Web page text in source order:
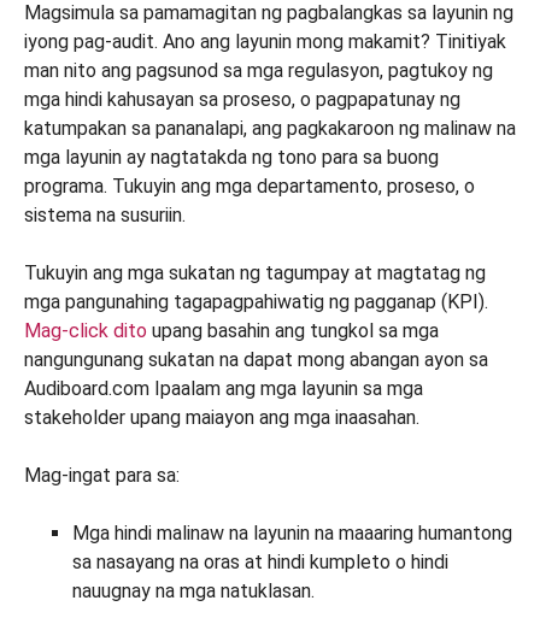
Magsimula sa pamamagitan ng pagbalangkas sa layunin ng
iyong pag-audit. Ano ang layunin mong makamit? Tinitiyak
man nito ang pagsunod sa mga regulasyon, pagtukoy ng
mga hindi kahusayan sa proseso, o pagpapatunay ng
katumpakan sa pananalapi, ang pagkakaroon ng malinaw na
mga layunin ay nagtatakda ng tono para sa buong
programa. Tukuyin ang mga departamento, proseso, o
sistema na susuriin.
Tukuyin ang mga sukatan ng tagumpay at magtatag ng
mga pangunahing tagapagpahiwatig ng pagganap (KPI).
Mag-click dito upang basahin ang tungkol sa mga
nangungunang sukatan na dapat mong abangan ayon sa
Audiboard.com Ipaalam ang mga layunin sa mga
stakeholder upang maiayon ang mga inaasahan.
Mag-ingat para sa:
Mga hindi malinaw na layunin na maaaring humantong
sa nasayang na oras at hindi kumpleto o hindi
nauugnay na mga natuklasan.